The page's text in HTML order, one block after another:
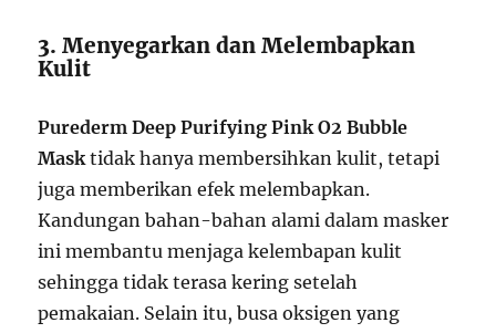
3. Menyegarkan dan Melembapkan
Kulit
Purederm Deep Purifying Pink O2 Bubble
Masktidak hanya membersihkan kulit, tetapi
juga memberikan efek melembapkan.
Kandungan bahan-bahan alami dalam masker
ini membantu menjaga kelembapan kulit
sehingga tidak terasa kering setelah
pemakaian. Selain itu, busa oksigen yang